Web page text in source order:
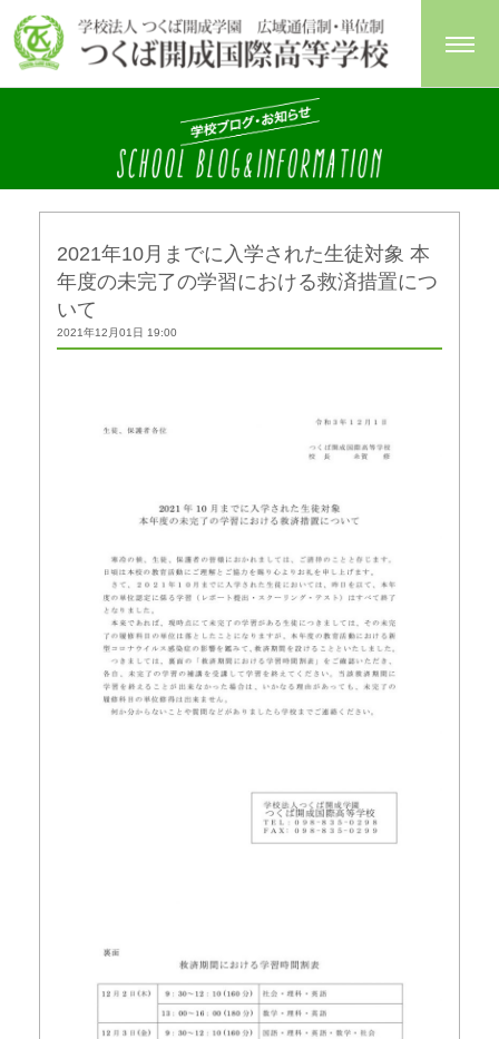
2021年10月までに入学された生徒対象 本
年度の未完了の学習における救済措置につ
いて
2021年12月01日 19:00